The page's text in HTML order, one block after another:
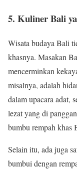
5. Kuliner Bali
Wisata budaya Bali
khasnya. Masakan
mencerminkan
misalnya, adalah
dalam upacara adat,
lezat yang di
bumbu rempah khas
Selain itu, ada juga
bumbui dengan